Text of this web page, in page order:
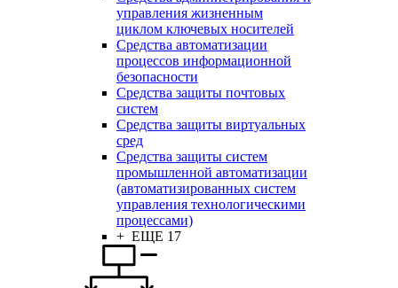
управления жизненным
циклом ключевых носителей
Средства автоматизации
процессов информационной
безопасности
Средства защиты почтовых
систем
Средства защиты виртуальных
сред
Средства защиты систем
промышленной автоматизации
(автоматизированных систем
управления технологическими
процессами)
+ ЕЩЕ 17